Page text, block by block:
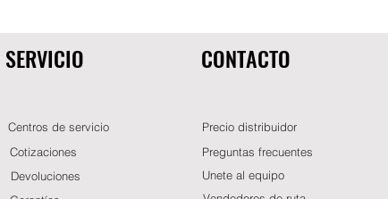
SERVICIO
Centros de servicio
Cotizaciones
Devoluciones
CONTACTO
Precio distribuidor
Preguntas frecuentes
Unete al equipo